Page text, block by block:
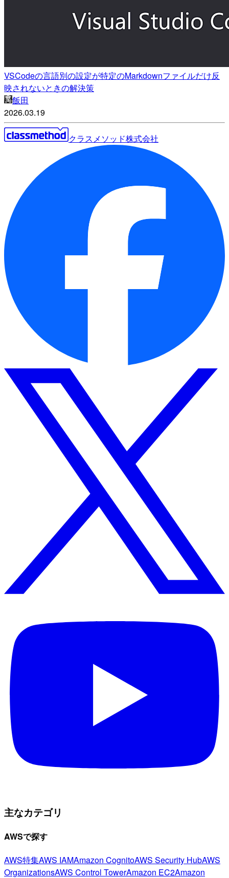
VSCodeの言語別の設定が特定のMarkdownファイルだけ反
映されないときの解決策
飯田
2026.03.19
クラスメソッド株式会社
主なカテゴリ
AWSで探す
AWS特集AWS IAMAmazon CognitoAWS Security HubAWS
OrganizationsAWS Control TowerAmazon EC2Amazon